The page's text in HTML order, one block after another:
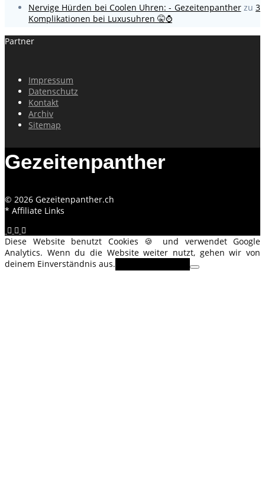
Nervige Hürden bei Coolen Uhren: - Gezeitenpantherzu 3
Komplikationen bei Luxusuhren 🤫⌚
Partner
Impressum
Datenschutz
Kontakt
Archiv
Sitemap
Gezeitenpanther
© 2026 Gezeitenpanther.ch
* Affiliate Links
Diese Website benutzt Cookies 🍪 und verwendet Google
Analytics. Wenn du die Website weiter nutzt, gehen wir von
deinem Einverständnis aus.